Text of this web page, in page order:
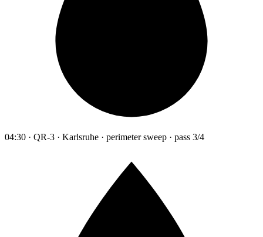
04:30 · QR-3 · Karlsruhe · perimeter sweep · pass 3/4